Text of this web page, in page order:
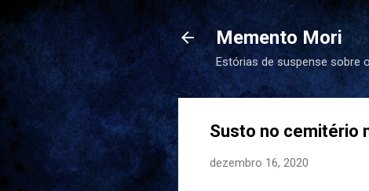
Memento Mori
Estórias de suspense sobre
Susto no cemitério
dezembro 16, 2020